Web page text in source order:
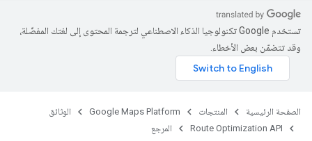
تستخدم Google تكنولوجيا الذكاء الاصطناعي لترجمة المحتوى إلى لغتك المفضّلة،
وقد تتضمّن بعض الأخطاء.
الصفحة الرئيسية المنتجات Google Maps Platform
الوثائق
Route Optimization API
المرجع